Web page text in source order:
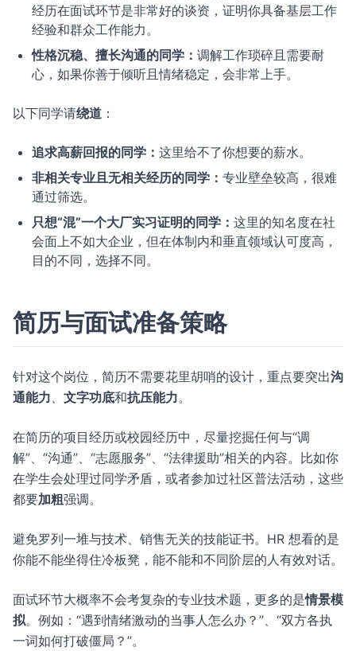
经历在面试环节是非常好的谈资，证明你具备基层工作
经验和群众工作能力。
性格沉稳、擅长沟通的同学： 调解工作琐碎且需要耐
心，如果你善于倾听且情绪稳定，会非常上手。
以下同学请绕道 ：
追求高薪回报的同学： 这里给不了你想要的薪水。
非相关专业且无相关经历的同学： 专业壁垒较高，很难
通过筛选。
只想“混”一个大厂实习证明的同学： 这里的知名度在社
会面上不如大企业，但在体制内和垂直领域认可度高，
目的不同，选择不同。
简历与面试准备策略
针对这个岗位，简历不需要花里胡哨的设计，重点要突出沟
通能力、 文字功底和抗压能力。
在简历的项目经历或校园经历中，尽量挖掘任何与“调
解”、“沟通”、“志愿服务”、“法律援助”相关的内容。比如你
在学生会处理过同学矛盾，或者参加过社区普法活动，这些
都要加粗强调。
避免罗列一堆与技术、销售无关的技能证书。HR 想看的是
你能不能坐得住冷板凳，能不能和不同阶层的人有效对话。
面试环节大概率不会考复杂的专业技术题，更多的是情景模
拟。例如：“遇到情绪激动的当事人怎么办？”、“双方各执
一词如何打破僵局？”。